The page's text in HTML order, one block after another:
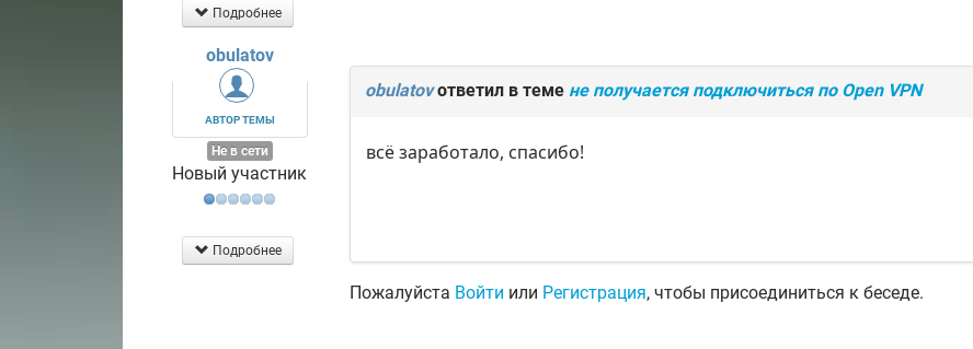
Подробнее
obulatov
АВТОР ТЕМЫ
Не в сети
Новый участник
Подробнее
obulatovответил в теме не получается подключиться по Open VPN
всё заработало, спасибо!
Пожалуйста Войти или Регистрация, чтобы присоединиться к беседе.